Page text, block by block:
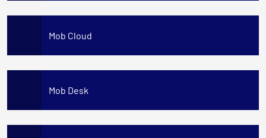
Mob Cloud
Mob Desk